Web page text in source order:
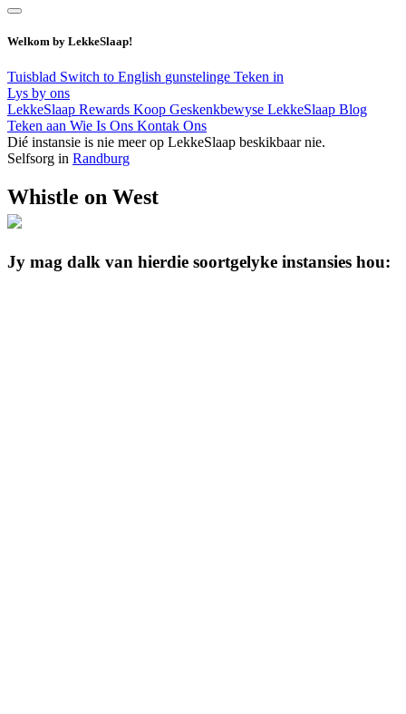
Welkom by LekkeSlaap!
Tuisblad Switch to English gunstelinge Teken in
Lys by ons
LekkeSlaap Rewards Koop Geskenkbewyse LekkeSlaap Blog
Teken aan Wie Is Ons Kontak Ons
Dié instansie is nie meer op LekkeSlaap beskikbaar nie.
Selfsorg in Randburg
Whistle on West
Jy mag dalk van hierdie soortgelyke instansies hou: